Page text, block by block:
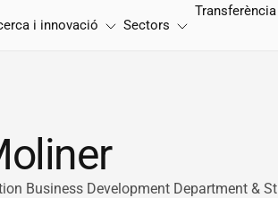
i innovació Sectors
Business Development Department &